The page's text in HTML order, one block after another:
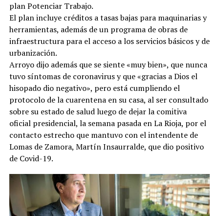
plan Potenciar Trabajo.
El plan incluye créditos a tasas bajas para maquinarias y
herramientas, además de un programa de obras de
infraestructura para el acceso a los servicios básicos y de
urbanización.
Arroyo dijo además que se siente «muy bien», que nunca
tuvo síntomas de coronavirus y que «gracias a Dios el
hisopado dio negativo», pero está cumpliendo el
protocolo de la cuarentena en su casa, al ser consultado
sobre su estado de salud luego de dejar la comitiva
oficial presidencial, la semana pasada en La Rioja, por el
contacto estrecho que mantuvo con el intendente de
Lomas de Zamora, Martín Insaurralde, que dio positivo
de Covid-19.